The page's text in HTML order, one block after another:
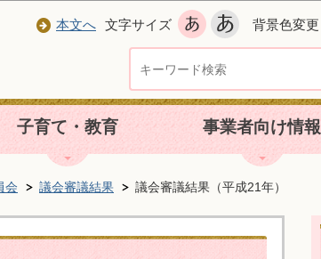
本文へ 文字サイズ 背景色変更
子育て・教育 事業者向け情報
会 議会審議結果 議会審議結果（平成21年）